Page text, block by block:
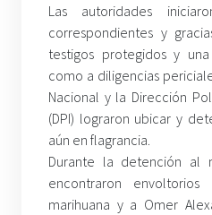
Las autoridades
correspondientes y
testigos protegidos y
como a diligencias
Nacional y la Dirección
(DPI) lograron ubicar y
aún en flagrancia.
Durante la detención
encontraron envoltorios
marihuana y a Omer